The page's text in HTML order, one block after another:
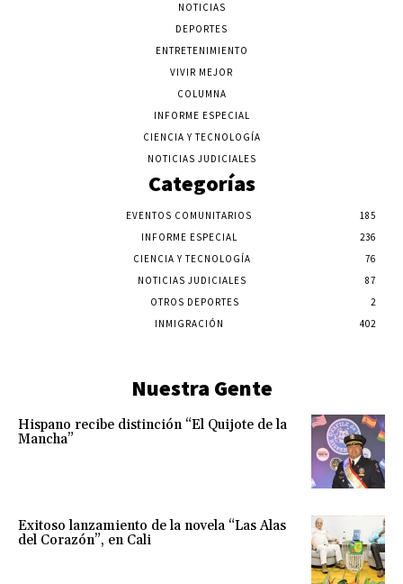
NOTICIAS
DEPORTES
ENTRETENIMIENTO
VIVIR MEJOR
COLUMNA
INFORME ESPECIAL
CIENCIA Y TECNOLOGÍA
NOTICIAS JUDICIALES
Categorías
EVENTOS COMUNITARIOS
185
INFORME ESPECIAL
236
CIENCIA Y TECNOLOGÍA
76
NOTICIAS JUDICIALES
87
OTROS DEPORTES
2
INMIGRACIÓN
402
Nuestra Gente
Hispano recibe distinción “El Quijote de la
Mancha”
Exitoso lanzamiento de la novela “Las Alas
del Corazón”, en Cali